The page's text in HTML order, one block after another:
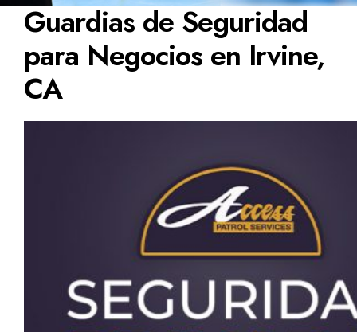
CONTÁCTANOS
Guardias de Seguridad
para Negocios en Irvine,
CA